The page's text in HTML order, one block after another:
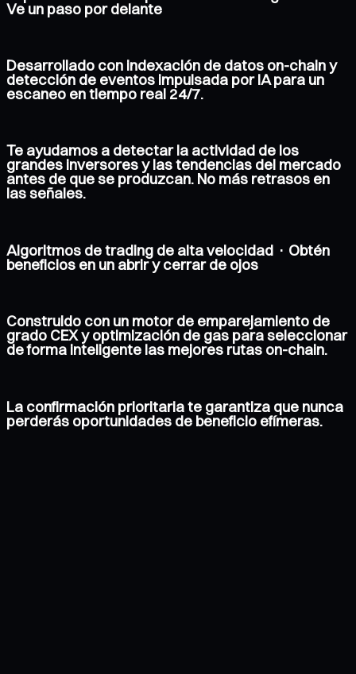
Ve un paso por delante
Desarrollado con indexación de datos on-chain y
detección de eventos impulsada por IA para un
escaneo en tiempo real 24/7.
Te ayudamos a detectar la actividad de los
grandes inversores y las tendencias del mercado
antes de que se produzcan. No más retrasos en
las señales.
Algoritmos de trading de alta velocidad · Obtén
beneficios en un abrir y cerrar de ojos
Construido con un motor de emparejamiento de
grado CEX y optimización de gas para seleccionar
de forma inteligente las mejores rutas on-chain.
La confirmación prioritaria te garantiza que nunca
perderás oportunidades de beneficio efímeras.